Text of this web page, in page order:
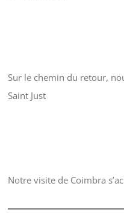
Sur le chemin du retour,
Saint Just
Notre visite de Coimbra